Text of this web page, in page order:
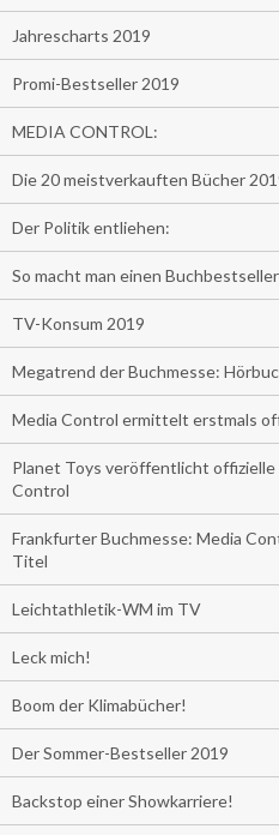
Jahrescharts 2019
Promi-Bestseller 2019
MEDIA CONTROL:
Die 20 meistverkauften Bücher
Der Politik entliehen:
So macht man einen
TV-Konsum 2019
Megatrend der Buchmesse:
Media Control ermittelt erstmals
Planet Toys veröffentlicht offizielle
Control
Frankfurter Buchmesse: Media
Titel
Leichtathletik-WM im TV
Leck mich!
Boom der Klimabücher!
Der Sommer-Bestseller 2019
Backstop einer Showkarriere!